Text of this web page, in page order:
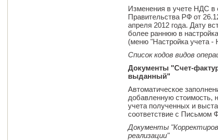
Изменения в учете НДС в
Правительства РФ от
апреля 2012 года. Дату
более раннюю в
(меню "Настройка учета -
Список кодов видов
Документы "Счет-
выданный"
Автоматическое
добавленную стоимость,
учета полученных и
соответствие с Письмом
Документы
реализации"